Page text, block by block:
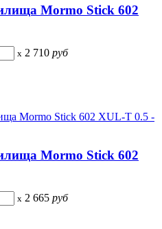
Mormo Stick 602
x 2 710 руб
Mormo Stick 602
x 2 665 руб